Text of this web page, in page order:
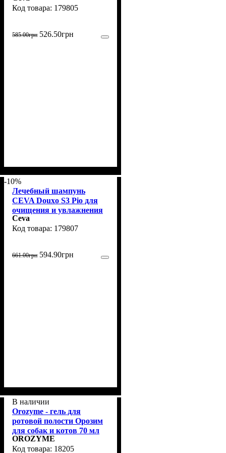
кошек, 150 мл179805
585.00грн 526.50грн
-10%
Лечебный шампунь
CEVA Douxo S3 Pio для
очищения и увлажнения
кожи собак и кошек, 200
мл
Ceva
179807
661.00грн 594.90грн
В наличии
Orozyme - гель для
ротовой полости Орозим
для собак и котов 70 мл
(18205)
OROZYME
18205